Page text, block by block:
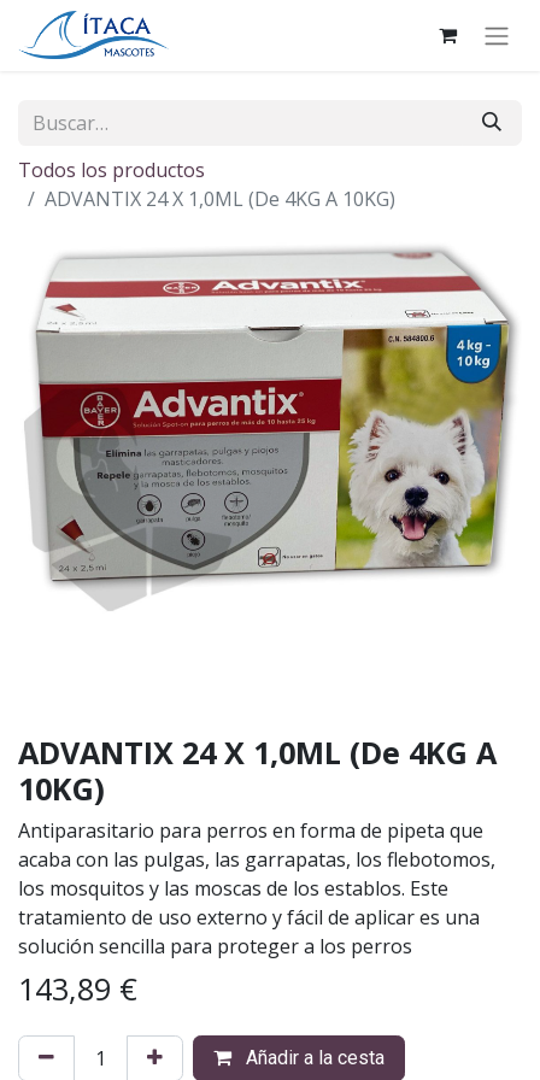
Todos los productos
ADVANTIX 24 X 1,0ML (De 4KG A 10KG)
ADVANTIX 24 X 1,0ML (De 4KG A
10KG)
Antiparasitario para perros en forma de pipeta que
acaba con las pulgas, las garrapatas, los flebotomos,
los mosquitos y las moscas de los establos. Este
tratamiento de uso externo y fácil de aplicar es una
solución sencilla para proteger a los perros
143,89 €
Añadir a la cesta